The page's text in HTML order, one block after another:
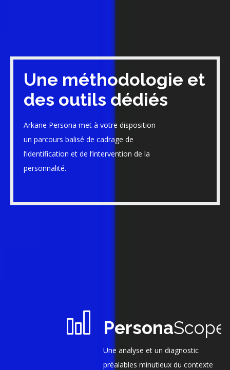
Une méthodologie et
des outils dédiés
Arkane Persona met à votre disposition
un parcours balisé de cadrage de
l’identification et de l’intervention de la
personnalité.
PersonaScope
Une analyse et un diagnostic
préalables minutieux du contexte